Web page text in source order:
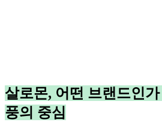
살로몬, 어떤 브랜드인
풍의 중심